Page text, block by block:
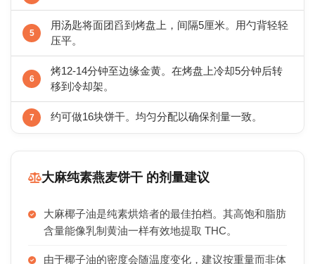
用汤匙将面团舀到烤盘上，间隔5厘米。用勺背轻轻
压平。
烤12-14分钟至边缘金黄。在烤盘上冷却5分钟后转
移到冷却架。
约可做16块饼干。均匀分配以确保剂量一致。
大麻纯素燕麦饼干 的剂量建议
大麻椰子油是纯素烘焙者的最佳拍档。其高饱和脂肪
含量能像乳制黄油一样有效地提取 THC。
由于椰子油的密度会随温度变化，建议按重量而非体